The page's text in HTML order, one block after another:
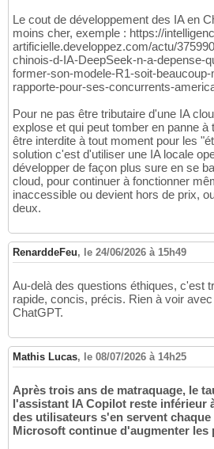
Le cout de développement des IA en
moins cher, exemple : https://
artificielle.developpez.com/actu/
chinois-d-IA-DeepSeek-n-a-depense-
former-son-modele-R1-soit-
rapporte-pour-ses-concurrents-
Pour ne pas être tributaire d'une IA
explose et qui peut tomber en panne
être interdite à tout moment pour les
solution c'est d'utiliser une IA locale
développer de façon plus sure en se
cloud, pour continuer à fonctionner
inaccessible ou devient hors de prix,
deux.
RenarddeFeu, le 24/06/2026 à 15h49
Au-delà des questions éthiques, c'est
rapide, concis, précis. Rien à voir
ChatGPT.
Mathis Lucas, le 08/07/2026 à 14h25
Après trois ans de matraquage, le
l'assistant IA Copilot reste inférieur
des utilisateurs s'en servent chaque
Microsoft continue d'augmenter les